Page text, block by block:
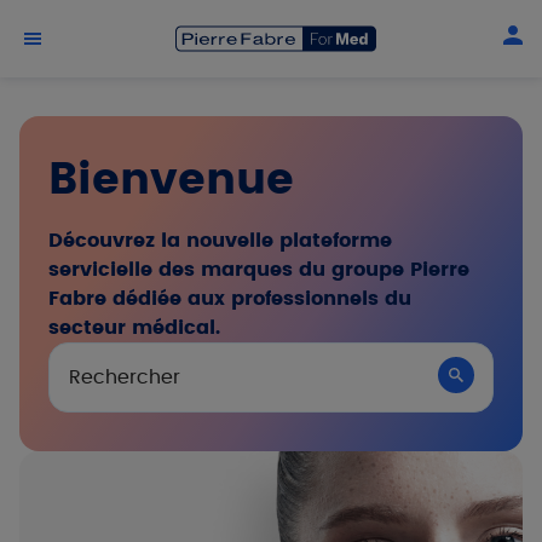
Aller au contenu principal
Bienvenue
Découvrez la nouvelle plateforme
servicielle des marques du groupe Pierre
Fabre dédiée aux professionnels du
secteur médical.